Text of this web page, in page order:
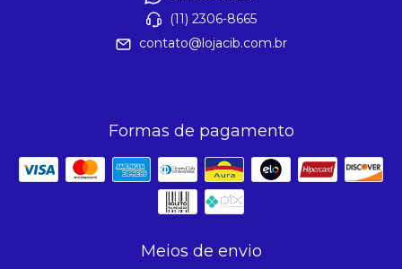
(11) 2306-8665
contato@lojacib.com.br
Formas de pagamento
Meios de envio